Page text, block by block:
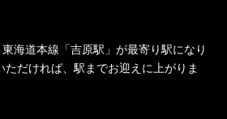
海道本線「吉原駅」が最寄り駅になり
ただければ、駅までお迎えに上がりま